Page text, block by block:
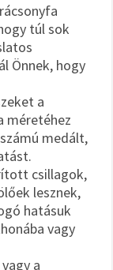
túl sok
Önnek, hogy
a
méretéhez
medált,
csillagok,
lesznek,
hatásuk
vagy
a